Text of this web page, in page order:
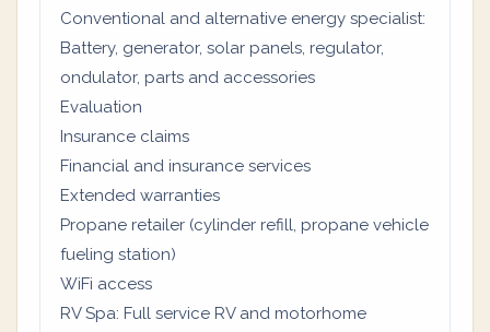
Conventional and alternative energy specialist:
Battery, generator, solar panels, regulator,
ondulator, parts and accessories
Evaluation
Insurance claims
Financial and insurance services
Extended warranties
Propane retailer (cylinder refill, propane vehicle
fueling station)
WiFi access
RV Spa: Full service RV and motorhome